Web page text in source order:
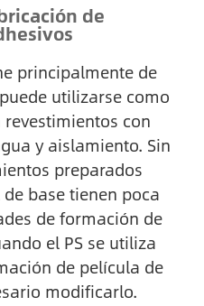
de
principalmente de
utilizarse como
con
y aislamiento. Sin
preparados
base tienen poca
de formación de
el PS se utiliza
de película de
modificarlo.